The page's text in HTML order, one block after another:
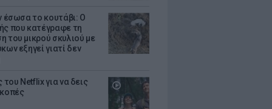
έσωσα το κουτάβι: Ο
που κατέγραφε τη
του μικρού σκυλιού με
εξηγεί γιατί δεν
του Netflix για να δεις